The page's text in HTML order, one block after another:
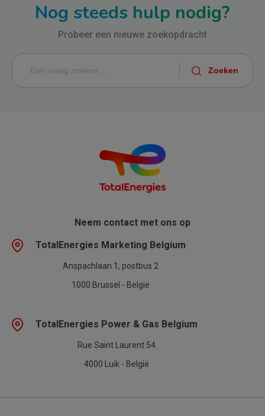
Nog steeds hulp nodig?
Probeer een nieuwe zoekopdracht
Neem contact met ons op
TotalEnergies Marketing Belgium
Anspachlaan 1, postbus 2
1000 Brussel - België
TotalEnergies Power & Gas Belgium
Rue Saint Laurent 54
4000 Luik - België